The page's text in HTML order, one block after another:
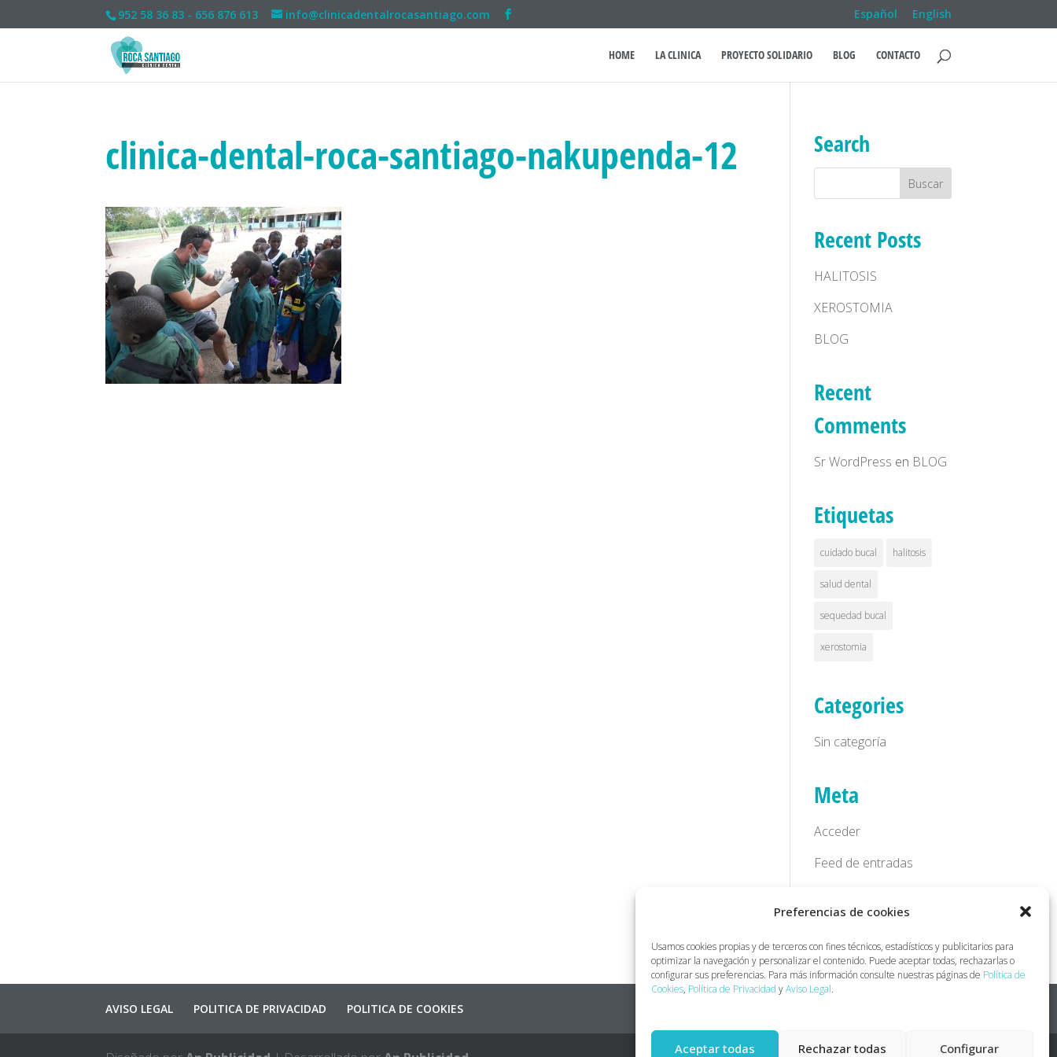
Preferencias de cookies
Usamos cookies propias y de terceros con fines técnicos, estadísticos y publicitarios para
optimizar la navegación y personalizar el contenido. Puede aceptar todas, rechazarlas o
configurar sus preferencias. Para más información consulte nuestras páginas de Política de
Cookies, Política de Privacidad yAviso Legal.
Aceptar todas Rechazar todas Configurar
952 58 36 83 - 656 876 613 info@clinicadentalrocasantiago.com Español English
HOME LA CLINICA PROYECTO SOLIDARIO BLOG CONTACTO
clinica-dental-roca-santiago-nakupenda-12 Search
Recent Posts
HALITOSIS
XEROSTOMIA
BLOG
Recent
Comments
Sr WordPress en BLOG
Etiquetas
cuidado bucal halitosis
salud dental
sequedad bucal
xerostomia
Categories
Sin categoría
Meta
Acceder
Feed de entradas
AVISO LEGAL POLITICA DE PRIVACIDAD POLITICA DE COOKIES